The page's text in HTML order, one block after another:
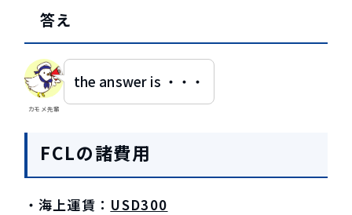
答え
カモメ先輩
the answer is ・・・
FCLの諸費用
・ 海上運賃： USD300